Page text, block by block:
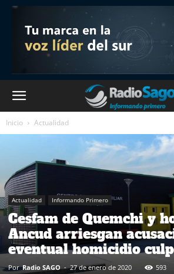
Inicio Actualidad
Actualidad Informando Primero
Cesfam de Quemchi y
Ancud arriesgan
eventual homicidio
Por Radio SAGO - 27 de enero de 2020 593